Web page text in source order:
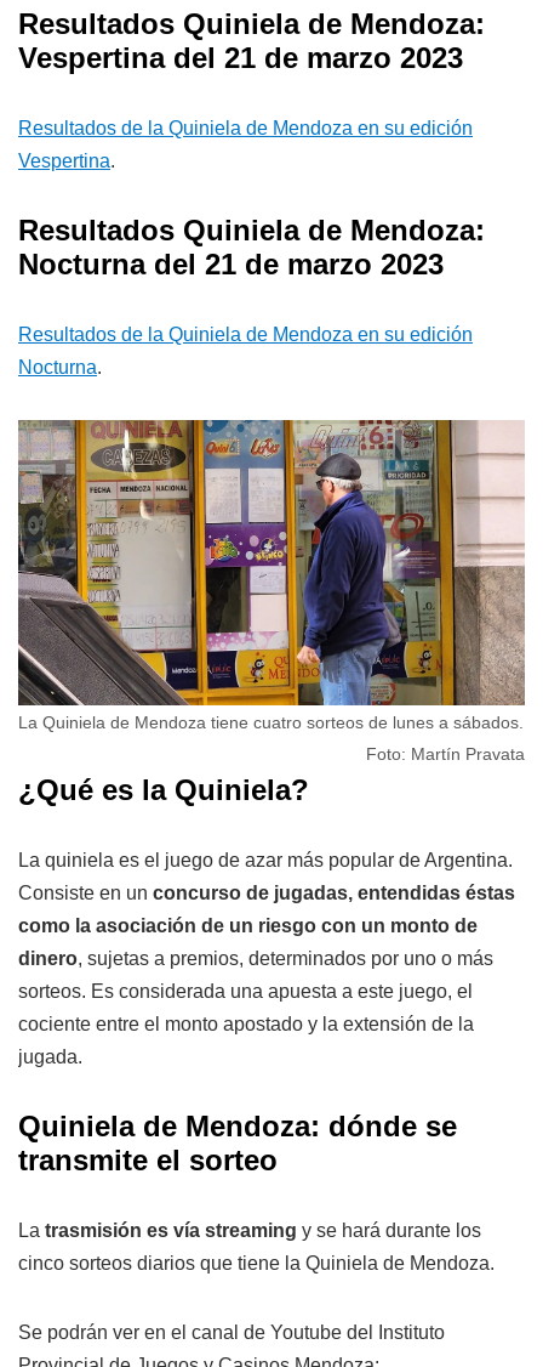
Resultados Quiniela de Mendoza:
Vespertina del 21 de marzo 2023
Resultados de la Quiniela de Mendoza en su edición
Vespertina.
Resultados Quiniela de Mendoza:
Nocturna del 21 de marzo 2023
Resultados de la Quiniela de Mendoza en su edición
Nocturna.
La Quiniela de Mendoza tiene cuatro sorteos de lunes a sábados.
Foto: Martín Pravata
¿Qué es la Quiniela?
La quiniela es el juego de azar más popular de Argentina.
Consiste en un concurso de jugadas, entendidas éstas
como la asociación de un riesgo con un monto de
dinero, sujetas a premios, determinados por uno o más
sorteos. Es considerada una apuesta a este juego, el
cociente entre el monto apostado y la extensión de la
jugada.
Quiniela de Mendoza: dónde se
transmite el sorteo
La trasmisión es vía streaming y se hará durante los
cinco sorteos diarios que tiene la Quiniela de Mendoza.
Se podrán ver en el canal de Youtube del Instituto